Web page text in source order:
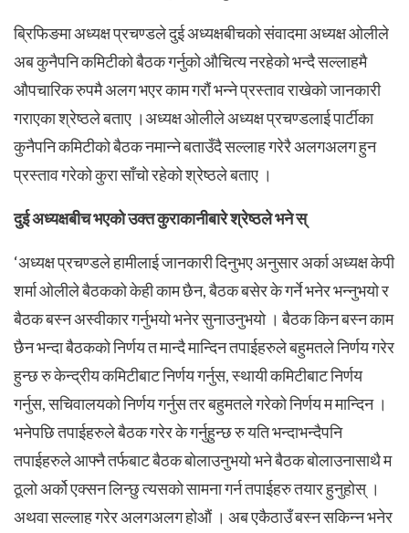
ब्रिफिङमा अध्यक्ष प्रचण्डले दुई अध्यक्षबीचको संवादमा अध्यक्ष ओलीले
अब कुनैपनि कमिटीको बैठक गर्नुको औचित्य नरहेको भन्दै सल्लाहमै
औपचारिक रुपमै अलग भएर काम गरौं भन्ने प्रस्ताव राखेको जानकारी
गराएका श्रेष्ठले बताए ।अध्यक्ष ओलीले अध्यक्ष प्रचण्डलाई पार्टीका
कुनैपनि कमिटीको बैठक नमान्ने बताउँदै सल्लाह गरेरै अलगअलग हुन
प्रस्ताव गरेको कुरा साँचो रहेको श्रेष्ठले बताए ।
दुई अध्यक्षबीच भएको उक्त कुराकानीबारे श्रेष्ठले भने स्
‘अध्यक्ष प्रचण्डले हामीलाई जानकारी दिनुभए अनुसार अर्का अध्यक्ष केपी
शर्मा ओलीले बैठकको केही काम छैन, बैठक बसेर के गर्ने भनेर भन्नुभयो र
बैठक बस्न अस्वीकार गर्नुभयो भनेर सुनाउनुभयो । बैठक किन बस्न काम
छैन भन्दा बैठकको निर्णय त मान्दै मान्दिन तपाईहरुले बहुमतले निर्णय गरेर
हुन्छ रु केन्द्रीय कमिटीबाट निर्णय गर्नुस, स्थायी कमिटीबाट निर्णय
गर्नुस, सचिवालयको निर्णय गर्नुस तर बहुमतले गरेको निर्णय म मान्दिन ।
भनेपछि तपाईहरुले बैठक गरेर के गर्नुहुन्छ रु यति भन्दाभन्दैपनि
तपाईहरुले आफ्नै तर्फबाट बैठक बोलाउनुभयो भने बैठक बोलाउनासाथै म
ठूलो अर्को एक्सन लिन्छु त्यसको सामना गर्न तपाईहरु तयार हुनुहोस् ।
अथवा सल्लाह गरेर अलगअलग होऔं । अब एकैठाउँ बस्न सकिन्न भनेर